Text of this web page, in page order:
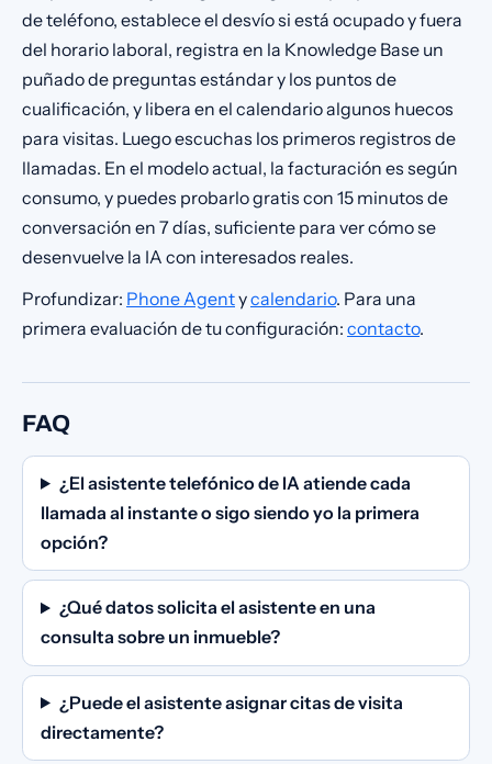
de teléfono, establece el desvío si está ocupado y fuera
del horario laboral, registra en la Knowledge Base un
puñado de preguntas estándar y los puntos de
cualificación, y libera en el calendario algunos huecos
para visitas. Luego escuchas los primeros registros de
llamadas. En el modelo actual, la facturación es según
consumo, y puedes probarlo gratis con 15 minutos de
conversación en 7 días, suficiente para ver cómo se
desenvuelve la IA con interesados reales.
Profundizar: Phone Agentycalendario. Para una
primera evaluación de tu configuración: contacto.
FAQ
¿El asistente telefónico de IA atiende cada
llamada al instante o sigo siendo yo la primera
opción?
¿Qué datos solicita el asistente en una
consulta sobre un inmueble?
¿Puede el asistente asignar citas de visita
directamente?